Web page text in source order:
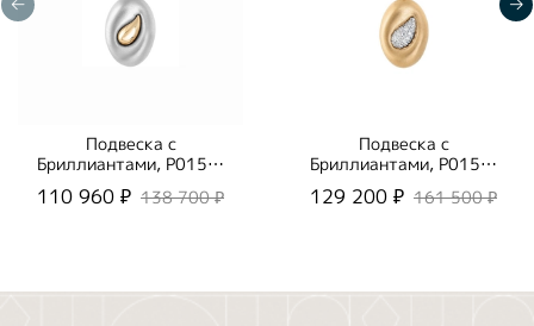
Подвеска с
Бриллиантами, P0150-
0/1
110 960 ₽ 138 700 ₽
Подвеска с
Бриллиантами, P0150-
1/1
129 200 ₽ 161 500 ₽